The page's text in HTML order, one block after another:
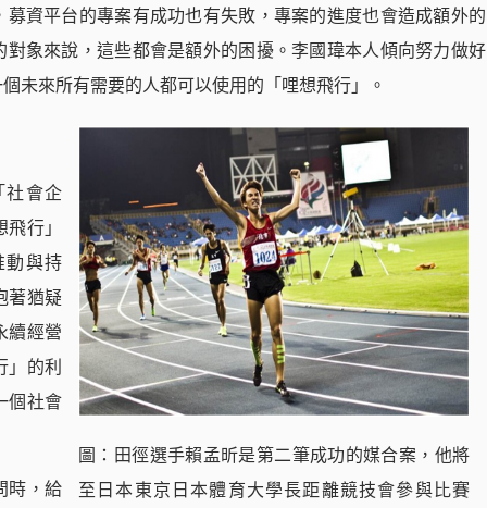
資平台的專案有成功也有失敗，專案的進度也會造成額外的
象來說，這些都會是額外的困擾。李國瑋本人傾向努力做好
未來所有需要的人都可以使用的「哩想飛行」。
圖：田徑選手賴孟昕是第二筆成功的媒合案，他將
至日本東京日本體育大學長距離競技會參與比賽
社會企
行」
動與持
著猶疑
續經營
」的利
個社會
時，給